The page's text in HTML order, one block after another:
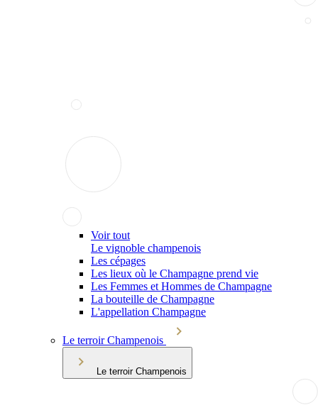
Voir tout
Le vignoble champenois
Les cépages
Les lieux où le Champagne prend vie
Les Femmes et Hommes de Champagne
La bouteille de Champagne
L'appellation Champagne
Le terroir Champenois
Le terroir Champenois